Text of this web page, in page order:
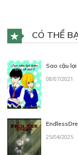
CÓ THỂ
Sao cậu lại
08/07/2021
25/04/2025